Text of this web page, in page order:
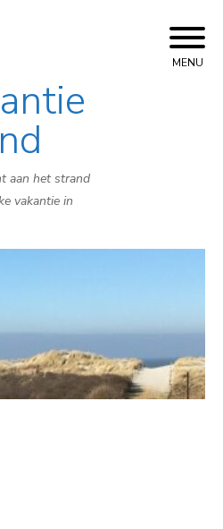
Skip
to
content
aan het strand
vakantie in
MENU